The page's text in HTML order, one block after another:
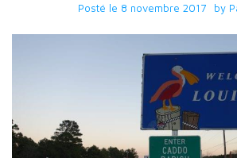
Posté le 8 novembre 2017 by